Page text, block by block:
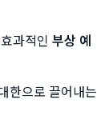
과적인 부상 예
한으로 끌어내는